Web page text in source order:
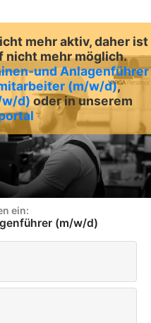
mehr aktiv, daher ist
nicht mehr möglich.
und Anlagenführer
(m/w/d),
w/d) oder in unserem
ein:
(m/w/d)